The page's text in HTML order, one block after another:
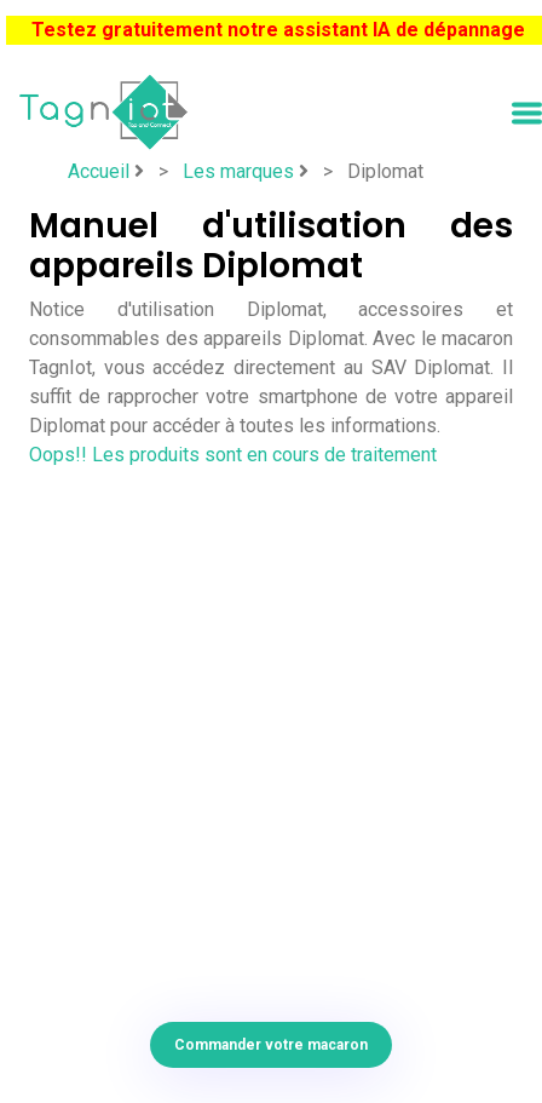
Testez gratuitement notre assistant IA de dépannage
Accueil > Les marques > Diplomat
Manuel d'utilisation des
appareils Diplomat
Notice d'utilisation Diplomat, accessoires et
consommables des appareils Diplomat. Avec le macaron
TagnIot, vous accédez directement au SAV Diplomat. Il
suffit de rapprocher votre smartphone de votre appareil
Diplomat pour accéder à toutes les informations.
Oops!! Les produits sont en cours de traitement
Commander votre macaron